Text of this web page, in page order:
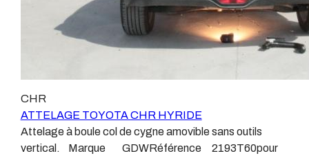
CHR
ATTELAGE TOYOTA CHR HYRIDE
Attelage à boule col de cygne amovible sans outils
vertical. Marque GDWRéférence 2193T60pour